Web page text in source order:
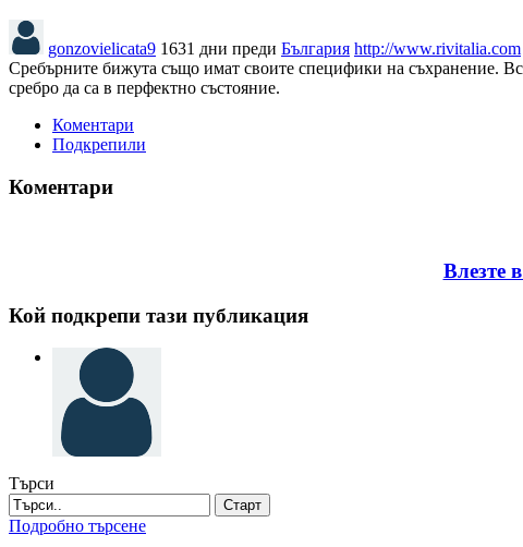
gonzovielicata9 1631 дни преди България http://www.rivitalia.com
Сребърните бижута също имат своите специфики на съхранение.
сребро да са в перфектно състояние.
Коментари
Подкрепили
Коментари
Влезте
Кой подкрепи тази публикация
Търси
Старт
Подробно търсене